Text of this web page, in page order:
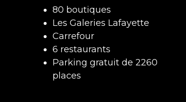
80 boutiques
Les Galeries Lafayette
Carrefour
6 restaurants
Parking gratuit de 2260
places